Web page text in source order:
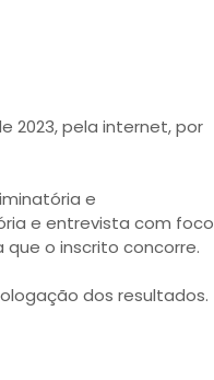
2023, pela internet, por
e
e entrevista com foco
o inscrito concorre.
dos resultados.